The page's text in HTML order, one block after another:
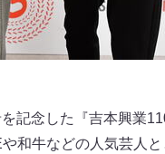
記念した『吉本興業
和牛などの人気芸人